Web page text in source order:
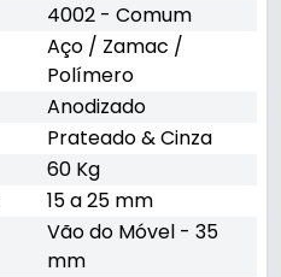
4002 - Comum
Aço / Zamac /
Polímero
Anodizado
Prateado & Cinza
60 Kg
15 a 25 mm
Vão do Móvel - 35
mm